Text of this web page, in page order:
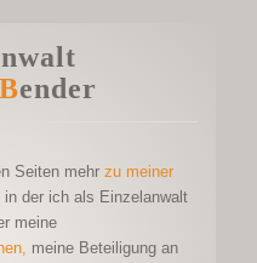
Bender
Seiten mehrzu meiner
in der ich als Einzelanwalt
meine
, meine Beteiligung an